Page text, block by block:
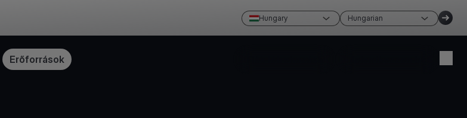
Hungary Hungarian
Erőforrások